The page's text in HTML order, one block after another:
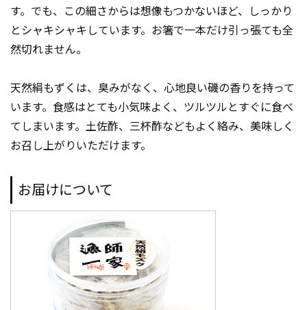
す。でも、この細さからは想像もつかないほど、しっかり
とシャキシャキしています。お箸で一本だけ引っ張ても全
然切れません。
天然絹もずくは、臭みがなく、心地良い磯の香りを持って
います。食感はとても小気味よく、ツルツルとすぐに食べ
てしまいます。土佐酢、三杯酢などもよく絡み、美味しく
お召し上がりいただけます。
お届けについて